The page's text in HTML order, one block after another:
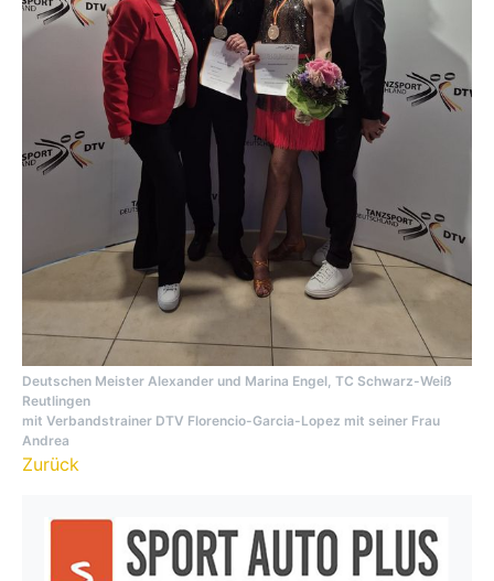
Deutschen Meister Alexander und Marina Engel, TC Schwarz-Weiß
Reutlingen
mit Verbandstrainer DTV Florencio-Garcia-Lopez mit seiner Frau
Andrea
Zurück